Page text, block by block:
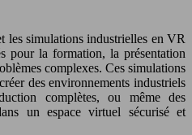
les simulations industrielles en VR
pour la formation, la présentation
complexes. Ces simulations
des environnements industriels
complètes, ou même des
un espace virtuel sécurisé et